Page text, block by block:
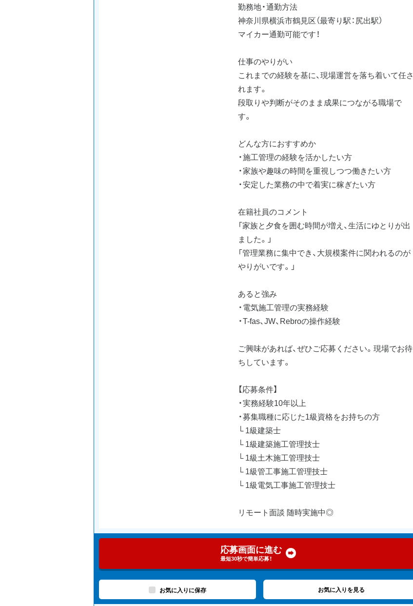
勤務地・通勤方法
神奈川県横浜市鶴見区（最寄り駅：尻出駅）
マイカー通勤可能です！
仕事のやりがい
これまでの経験を基に、現場運営を落ち着いて任さ
れます。
段取りや判断がそのまま成果につながる職場で
す。
どんな方におすすめか
・施工管理の経験を活かしたい方
・家族や趣味の時間を重視しつつ働きたい方
・安定した業務の中で着実に稼ぎたい方
在籍社員のコメント
「家族と夕食を囲む時間が増え、生活にゆとりが出
ました。」
「管理業務に集中でき、大規模案件に関われるのが
やりがいです。」
あると強み
・電気施工管理の実務経験
・T-fas、JW、Rebroの操作経験
ご興味があれば、ぜひご応募ください。現場でお待
ちしています。
【応募条件】
・実務経験10年以上
・募集職種に応じた1級資格をお持ちの方
└ 1級建築士
└ 1級建築施工管理技士
└ 1級土木施工管理技士
└ 1級管工事施工管理技士
└ 1級電気工事施工管理技士
リモート面談 随時実施中◎
応募画面に進む
最短30秒で簡単応募！
お気に入りに保存 お気に入りを見る